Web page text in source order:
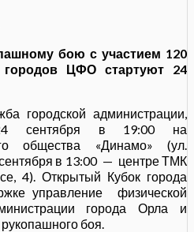
бою с участием 120
ЦФО стартуют 24
городской администрации,
сентября в 19:00 на
общества «Динамо» (ул.
в 13:00 — центре ТМК
4). Открытый Кубок города
управление физической
города Орла и
боя.